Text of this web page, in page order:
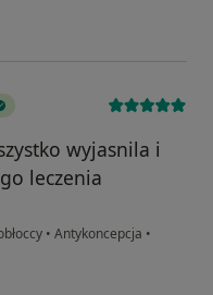
wyjasnila i
leczenia
• Antykoncepcja •